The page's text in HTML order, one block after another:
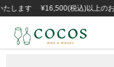
¥16,500(税込)以上のお買い